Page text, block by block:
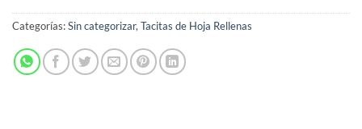
Categorías:Sin categorizar,Tacitas de Hoja Rellenas